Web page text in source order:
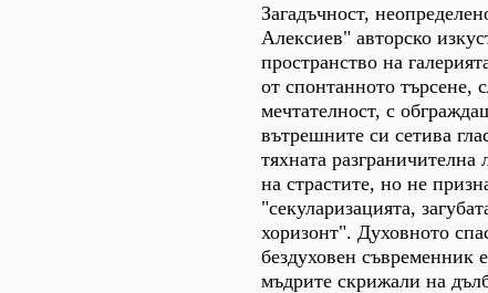
Загадъчност,
Алексиев" авторско
пространство на
от спонтанното търсене,
мечтателност, с
вътрешните си сетива
тяхната
на страстите, но не
"секуларизацията,
хоризонт". Духовното
бездуховен съвременник
мъдрите скрижали на